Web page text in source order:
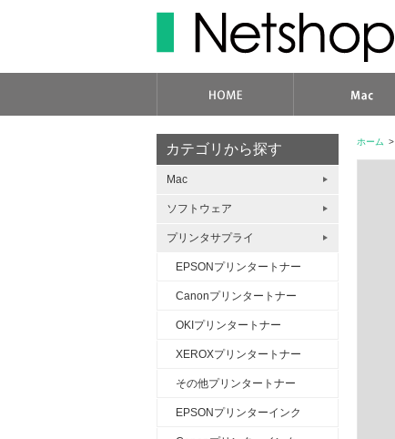
ホーム >
カテゴリから探す
Mac
ソフトウェア
プリンタサプライ
EPSONプリンタートナー
Canonプリンタートナー
OKIプリンタートナー
XEROXプリンタートナー
その他プリンタートナー
EPSONプリンターインク